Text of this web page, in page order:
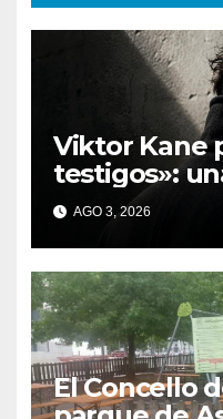
Viktor Kane
testigos»:
inmersiva
Bueu
AGO 3, 2026
El Concello